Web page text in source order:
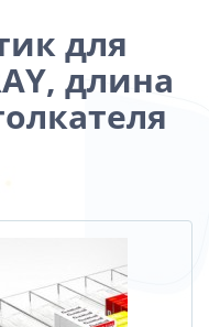
для
длина